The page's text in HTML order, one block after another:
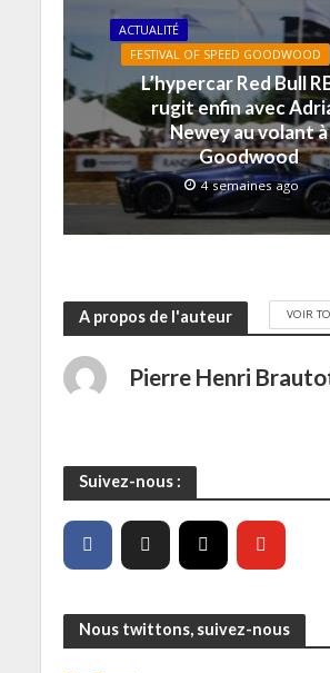
e
e
e
n
ê
t
r
e
n
ê
t
r
e
)
t
r
e
)
ê
t
r
e
)
ê
t
r
e
)
ACTUALITÉ
FESTIVAL OF SPEED GOODWOOD
L’hypercar Red Bull
rugit enfin avec
Newey au volant à
Goodwood
4 semaines ago
A propos de l'auteur VOIR
Pierre Henri
Suivez-nous :
Nous twittons, suivez-nous